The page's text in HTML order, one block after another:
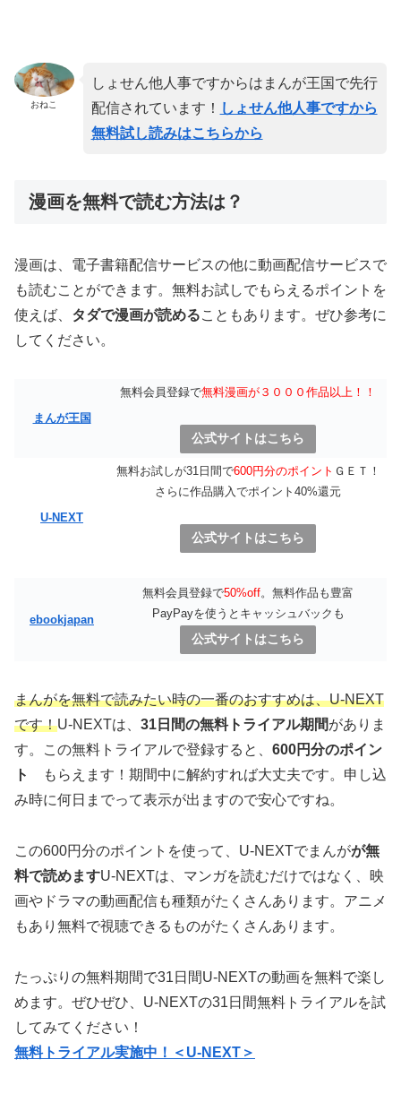
おねこ
しょせん他人事ですからはまんが王国で先行
配信されています！ しょせん他人事ですから
無料試し読みはこちらから
漫画を無料で読む方法は？
漫画は、電子書籍配信サービスの他に動画配信サービスで
も読むことができます。無料お試しでもらえるポイントを
使えば、 タダで漫画が読めることもあります。ぜひ参考に
してください。
まんが王国
無料会員登録で無料漫画が３０００作品以上！！
公式サイトはこちら
U-NEXT
無料お試しが31日間で600円分のポイント ＧＥＴ！
さらに作品購入でポイント40%還元
公式サイトはこちら
ebookjapan
無料会員登録で50%off。無料作品も豊富
PayPayを使うとキャッシュバックも
公式サイトはこちら
まんがを無料で読みたい時の一番のおすすめは、U-NEXT
です！U-NEXTは、 31日間の無料トライアル期間がありま
す。この無料トライアルで登録すると、 600円分のポイン
ト
もらえます！期間中に解約すれば大丈夫です。申し込
み時に何日までって表示が出ますので安心ですね。
この600円分のポイントを使って、U-NEXTでまんがが無
料で読めますU-NEXTは、マンガを読むだけではなく、映
画やドラマの動画配信も種類がたくさんあります。アニメ
もあり無料で視聴できるものがたくさんあります。
たっぷりの無料期間で31日間U-NEXTの動画を無料で楽し
めます。ぜひぜひ、U-NEXTの31日間無料トライアルを試
してみてください！
無料トライアル実施中！＜U-NEXT＞